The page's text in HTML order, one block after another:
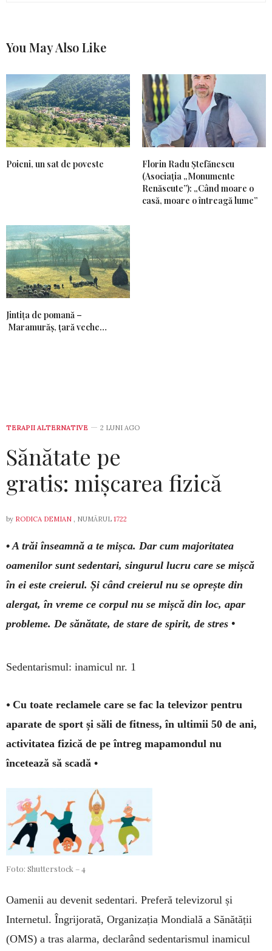
You May Also Like
Poieni, un sat de poveste
Florin Radu Ștefănescu
(Asociația „Monumente
Renăscute”): „Când moare o
casă, moare o întreagă lume”
Jintiţa de pomană –
Maramurăş, ţară veche…
TERAPII ALTERNATIVE 2 LUNI AGO
Sănătate pe
gratis: mișcarea fizică
by RODICA DEMIAN , NUMĂRUL 1722
• A trăi înseamnă a te mișca. Dar cum majoritatea
oamenilor sunt sedentari, singurul lucru care se mișcă
în ei este creierul. Și când creierul nu se oprește din
alergat, în vreme ce corpul nu se mișcă din loc, apar
probleme. De sănătate, de stare de spirit, de stres •
Sedentarismul: inamicul nr. 1
• Cu toate reclamele care se fac la televizor pentru
aparate de sport și săli de fitness, în ultimii 50 de ani,
activitatea fizică de pe întreg mapamondul nu
încetează să scadă •
Foto: Shutterstock – 4
Oamenii au devenit sedentari. Preferă televizorul și
Internetul. Îngrijorată, Organizația Mondială a Să­nă­tății
(OMS) a tras alarma, declarând sedenta­ris­mul inamicul